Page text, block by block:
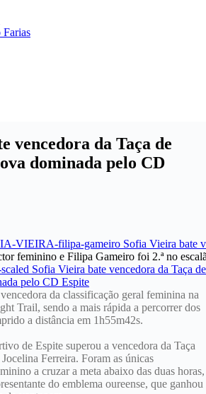
vencedora da Taça de
dominada pelo CD
feminino e Filipa Gameiro foi 2.ª no
da classificação geral feminina na
Trail, sendo a mais rápida a percorrer dos
a distância em 1h55m42s.
de Espite superou a vencedora da Taça
Ferreira. Foram as únicas
a cruzar a meta abaixo das duas horas,
do emblema oureense, que ganhou